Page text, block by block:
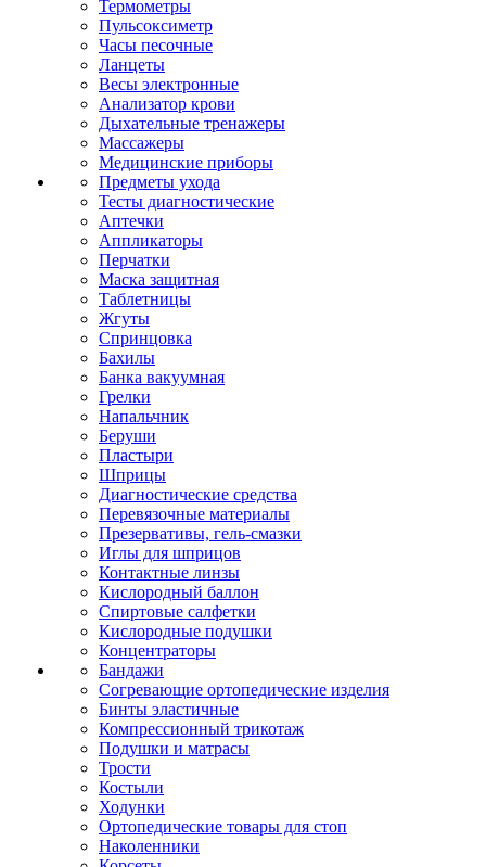
Термометры
Пульсоксиметр
Часы песочные
Ланцеты
Весы электронные
Анализатор крови
Дыхательные тренажеры
Массажеры
Медицинские приборы
Предметы ухода
Тесты диагностические
Аптечки
Аппликаторы
Перчатки
Маска защитная
Таблетницы
Жгуты
Спринцовка
Бахилы
Банка вакуумная
Грелки
Напальчник
Беруши
Пластыри
Шприцы
Диагностические средства
Перевязочные материалы
Презервативы, гель-смазки
Иглы для шприцов
Контактные линзы
Кислородный баллон
Спиртовые салфетки
Кислородные подушки
Концентраторы
Бандажи
Согревающие ортопедические изделия
Бинты эластичные
Компрессионный трикотаж
Подушки и матрасы
Трости
Костыли
Ходунки
Ортопедические товары для стоп
Наколенники